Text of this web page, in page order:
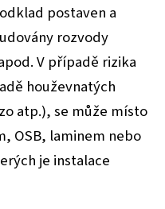
postaven a
rozvody
V případě rizika
houževnatých
atp.), se může místo
OSB, laminem nebo
je instalace